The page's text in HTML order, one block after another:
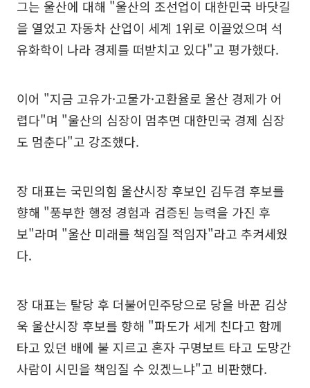
그는 울산에 대해 "울산의 조선업이 대한민국 바닷길
을 열었고 자동차 산업이 세계 1위로 이끌었으며 석
유화학이 나라 경제를 떠받치고 있다"고 평가했다.
이어 "지금 고유가·고물가·고환율로 울산 경제가 어
렵다"며 "울산의 심장이 멈추면 대한민국 경제 심장
도 멈춘다"고 강조했다.
장 대표는 국민의힘 울산시장 후보인 김두겸 후보를
향해 "풍부한 행정 경험과 검증된 능력을 가진 후
보"라며 "울산 미래를 책임질 적임자"라고 추켜세웠
다.
장 대표는 탈당 후 더불어민주당으로 당을 바꾼 김상
욱 울산시장 후보를 향해 "파도가 세게 친다고 함께
타고 있던 배에 불 지르고 혼자 구명보트 타고 도망간
사람이 시민을 책임질 수 있겠느냐"고 비판했다.